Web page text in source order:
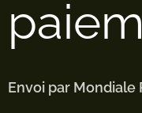
Envoi par Mondiale